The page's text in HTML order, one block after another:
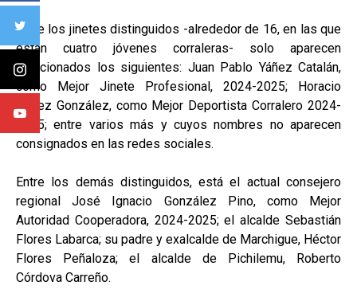
Entre los jinetes distinguidos -alrededor de 16, en las que
están cuatro jóvenes corraleras- solo aparecen
mencionados los siguientes: Juan Pablo Yáñez Catalán,
como Mejor Jinete Profesional, 2024-2025; Horacio
Pavez González, como Mejor Deportista Corralero 2024-
2025; entre varios más y cuyos nombres no aparecen
consignados en las redes sociales.
Entre los demás distinguidos, está el actual consejero
regional José Ignacio González Pino, como Mejor
Autoridad Cooperadora, 2024-2025; el alcalde Sebastián
Flores Labarca; su padre y exalcalde de Marchigue, Héctor
Flores Peñaloza; el alcalde de Pichilemu, Roberto
Córdova Carreño.